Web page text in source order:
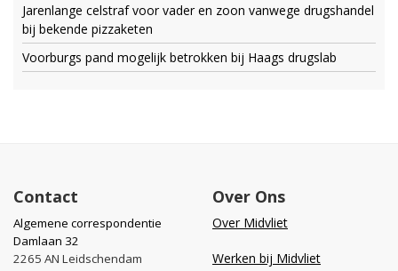
Jarenlange celstraf voor vader en zoon vanwege drugshandel
bij bekende pizzaketen
Voorburgs pand mogelijk betrokken bij Haags drugslab
Contact
Algemene correspondentie
Damlaan 32
2265 AN Leidschendam
Over Ons
Over Midvliet
Werken bij Midvliet